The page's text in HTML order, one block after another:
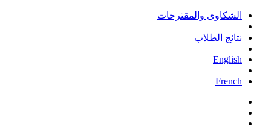
الشكاوى والمقترحات
|
نتائج الطلاب
|
English
|
French